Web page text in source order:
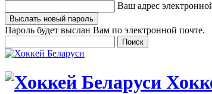
Ваш адрес
Пароль будет выслан Вам по электронной почте.